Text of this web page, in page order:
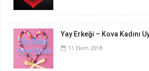
Yay Erkeği – Kova Kadını
11 Ekim 2018